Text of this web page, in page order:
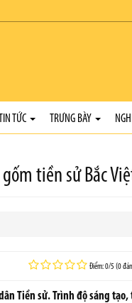
TỨC TRƯNG BÀY
tiền sử Bắc
Điểm: 0/5 (0
Tiền sử. Trình độ sáng